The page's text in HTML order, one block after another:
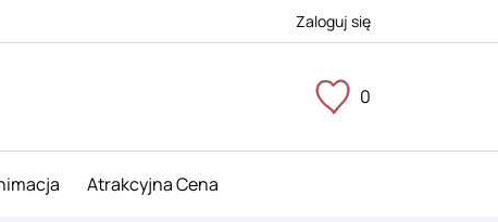
Zaloguj się
0
Atrakcyjna Cena